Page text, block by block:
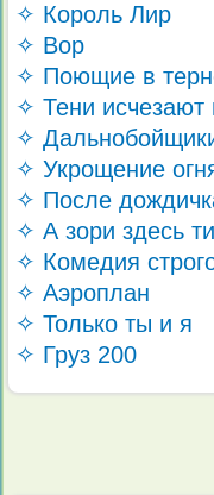
✧ Король Лир
✧ Вор
✧ Поющие в
✧ Тени исчезают
✧
✧ Укрощение
✧ После
✧ А зори здесь
✧ Комедия
✧ Аэроплан
✧ Только ты и я
✧ Груз 200